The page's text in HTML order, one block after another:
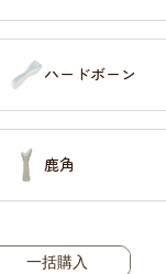
ハードボーン
鹿角
一括購入